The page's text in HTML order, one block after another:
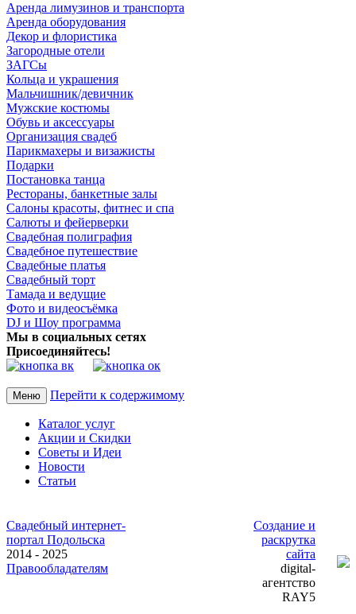
Аренда лимузинов и транспорта
Аренда оборудования
Декор и флористика
Загородные отели
ЗАГСы
Кольца и украшения
Мальчишник/девичник
Мужские костюмы
Обувь и аксессуары
Организация свадеб
Парикмахеры и визажисты
Подарки
Постановка танца
Рестораны, банкетные залы
Салоны красоты, фитнес и спа
Салюты и фейерверки
Свадебная полиграфия
Свадебное путешествие
Свадебные платья
Свадебный торт
Тамада и ведущие
Фото и видеосъёмка
DJ и Шоу программа
Мы в социальных сетях
Присоединяйтесь!
Меню Перейти к содержимому
Каталог услуг
Акции и Скидки
Советы и Идеи
Новости
Статьи
Свадебный интернет-
портал Подольска
2014 - 2025
Правообладателям
Создание и
раскрутка
сайта
digital-
агентство
RAY5